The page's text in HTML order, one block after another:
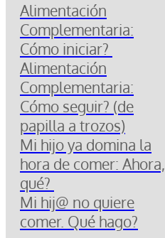
Alimentación
Complementaria:
Cómo iniciar?
Alimentación
Complementaria:
Cómo seguir? (de
papilla a trozos)
Mi hijo ya domina la
hora de comer: Ahora,
qué?
Mi hij@ no quiere
comer. Qué hago?